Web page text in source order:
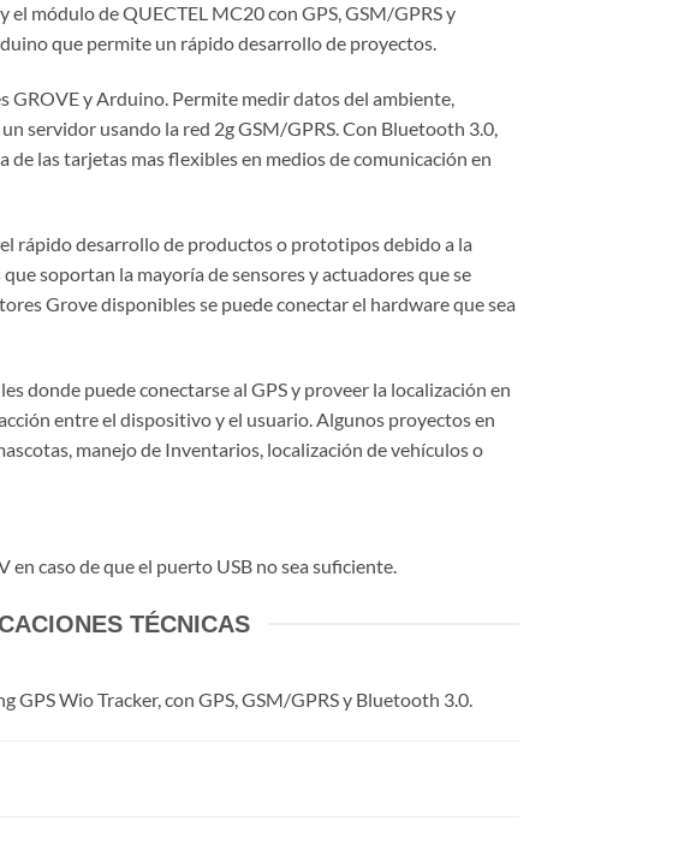
módulo de QUECTEL MC20 con GPS, GSM/GPRS y
que permite un rápido desarrollo de proyectos.
GROVE y Arduino. Permite medir datos del ambiente,
servidor usando la red 2g GSM/GPRS. Con Bluetooth 3.0,
de las tarjetas mas flexibles en medios de comunicación en
rápido desarrollo de productos o prototipos debido a la
soportan la mayoría de sensores y actuadores que se
Grove disponibles se puede conectar el hardware que sea
donde puede conectarse al GPS y proveer la localización en
entre el dispositivo y el usuario. Algunos proyectos en
manejo de Inventarios, localización de vehículos o
caso de que el puerto USB no sea suficiente.
TÉCNICAS
GPS Wio Tracker, con GPS, GSM/GPRS y Bluetooth 3.0.